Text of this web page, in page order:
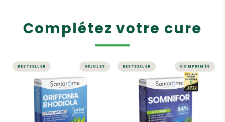
Complétez votre cure
BESTSELLER GÉLULES
STRESS ET MÉMOIRE
Griffonia
Rhodiola - 30
gélules
BESTSELLER COMPRIMÉS
SOMMEIL
Somnifor 4
ACTIONS - 30
comprimés
sommeil